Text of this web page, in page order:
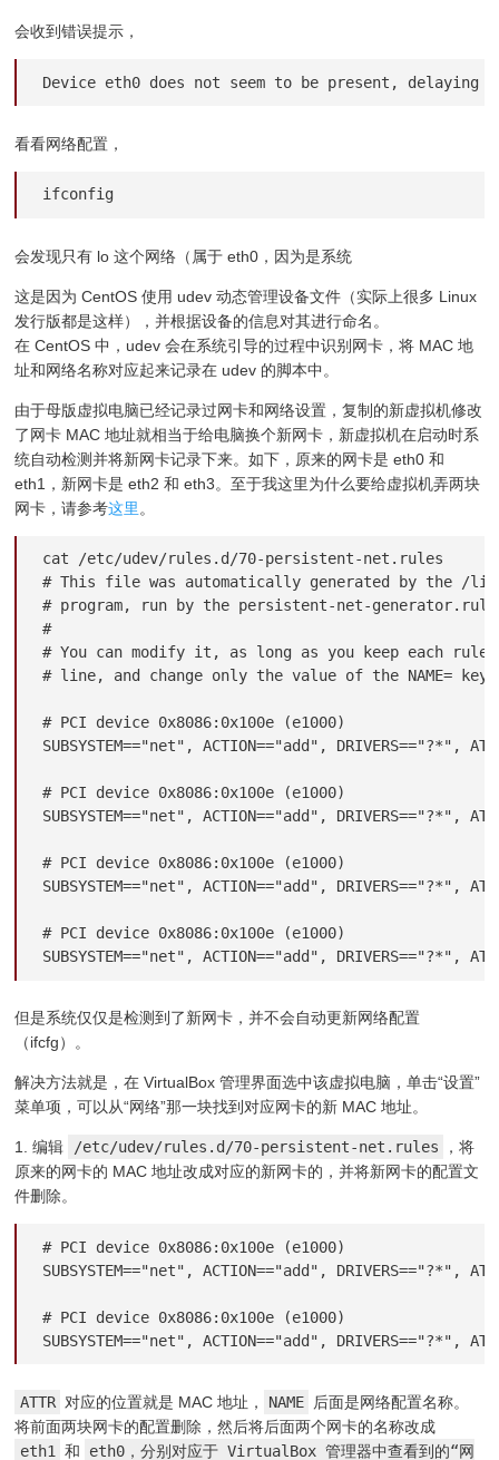
会收到错误提示，
Device eth0 does not seem to be present,
看看网络配置，
ifconfig
会发现只有 lo 这个网络（属于 eth0，因为是系统
这是因为 CentOS 使用 udev 动态管理设备文件（实际上很多 Linux
发行版都是这样），并根据设备的信息对其进行命名。
在 CentOS 中，udev 会在系统引导的过程中识别网卡，将 MAC 地
址和网络名称对应起来记录在 udev 的脚本中。
由于母版虚拟电脑已经记录过网卡和网络设置，复制的新虚拟机修改
了网卡 MAC 地址就相当于给电脑换个新网卡，新虚拟机在启动时系
统自动检测并将新网卡记录下来。如下，原来的网卡是 eth0 和
eth1，新网卡是 eth2 和 eth3。至于我这里为什么要给虚拟机弄两块
网卡，请参考这里 。
cat /etc/udev/rules.d/70-persistent-net.rules
# This file was automatically generated by the /
# program, run by the persistent-net-
#
# You can modify it, as long as you keep each rule
# line, and change only the value of the NAME= key.
# PCI device 0x8086:0x100e (e1000)
SUBSYSTEM=="net", ACTION=="add",
# PCI device 0x8086:0x100e (e1000)
SUBSYSTEM=="net", ACTION=="add", DRIVERS=="?*",
# PCI device 0x8086:0x100e (e1000)
SUBSYSTEM=="net", ACTION=="add",
# PCI device 0x8086:0x100e (e1000)
SUBSYSTEM=="net", ACTION=="add", DRIVERS=="?*",
但是系统仅仅是检测到了新网卡，并不会自动更新网络配置
（ifcfg）。
解决方法就是，在 VirtualBox 管理界面选中该虚拟电脑，单击“设置”
菜单项，可以从“网络”那一块找到对应网卡的新 MAC 地址。
1. 编辑 /etc/udev/rules.d/70-persistent-net.rules
，将
原来的网卡的 MAC 地址改成对应的新网卡的，并将新网卡的配置文
件删除。
# PCI device 0x8086:0x100e (e1000)
SUBSYSTEM=="net", ACTION=="add",
# PCI device 0x8086:0x100e (e1000)
SUBSYSTEM=="net", ACTION=="add", DRIVERS=="?*",
ATTR 对应的位置就是 MAC 地址， NAME
后面是网络配置名称。
将前面两块网卡的配置删除，然后将后面两个网卡的名称改成
eth1
和 eth0，分别对应于 VirtualBox 管理器中查看到的“网